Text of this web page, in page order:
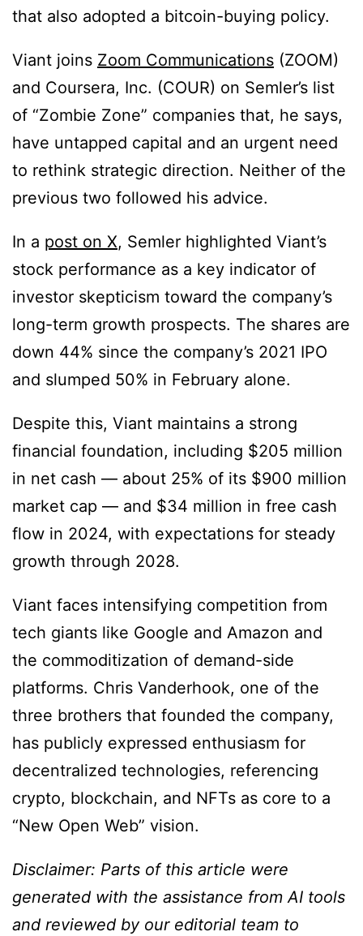
that also adopted a bitcoin-buying policy.
Viant joins Zoom Communications (ZOOM)
and Coursera, Inc. (COUR) on Semler’s list
of “Zombie Zone” companies that, he says,
have untapped capital and an urgent need
to rethink strategic direction. Neither of the
previous two followed his advice.
In a post on X, Semler highlighted Viant’s
stock performance as a key indicator of
investor skepticism toward the company’s
long-term growth prospects. The shares are
down 44% since the company’s 2021 IPO
and slumped 50% in February alone.
Despite this, Viant maintains a strong
financial foundation, including $205 million
in net cash — about 25% of its $900 million
market cap — and $34 million in free cash
flow in 2024, with expectations for steady
growth through 2028.
Viant faces intensifying competition from
tech giants like Google and Amazon and
the commoditization of demand-side
platforms. Chris Vanderhook, one of the
three brothers that founded the company,
has publicly expressed enthusiasm for
decentralized technologies, referencing
crypto, blockchain, and NFTs as core to a
“New Open Web” vision.
Disclaimer: Parts of this article were
generated with the assistance from AI tools
and reviewed by our editorial team to